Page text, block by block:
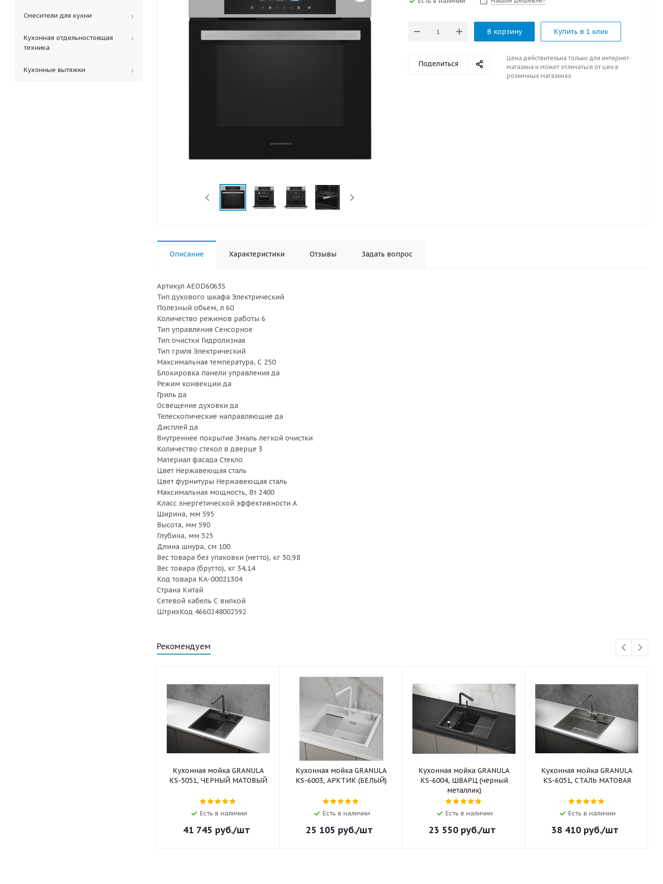
В корзину Купить в 1 клик
Поделиться
Цена действительна только для интернет-
магазина и может отличаться от цен в
розничных магазинах
Описание Характеристики Отзывы Задать вопрос
Артикул AEOD6063S
Тип духового шкафа Электрический
Полезный объем, л 60
Количество режимов работы 6
Тип управления Сенсорное
Тип очистки Гидролизная
Тип гриля Электрический
Максимальная температура, С 250
Блокировка панели управления да
Режим конвекции да
Гриль да
Освещение духовки да
Телескопические направляющие да
Дисплей да
Внутреннее покрытие Эмаль легкой очистки
Количество стекол в дверце 3
Материал фасада Стекло
Цвет Нержавеющая сталь
Цвет фурнитуры Нержавеющая сталь
Максимальная мощность, Вт 2400
Класс энергетической эффективности A
Ширина, мм 595
Высота, мм 590
Глубина, мм 525
Длина шнура, см 100
Вес товара без упаковки (нетто), кг 30,98
Вес товара (брутто), кг 34,14
Код товара КА-00021304
Страна Китай
Сетевой кабель С вилкой
ШтрихКод 4660248002592
Рекомендуем
Кухонная мойка GRANULA
KS-5051, ЧЕРНЫЙ МАТОВЫЙ
Есть в наличии
41 745 руб./шт
Кухонная мойка GRANULA
KS-6003, АРКТИК (БЕЛЫЙ)
Есть в наличии
25 105 руб./шт
Кухонная мойка GRANULA
KS-6004, ШВАРЦ (чёрный
металлик)
Есть в наличии
23 550 руб./шт
Кухонная мойка GRANULA
KS-6051, СТАЛЬ МАТОВАЯ
Есть в наличии
38 410 руб./шт
Смесители для кухни
Кухонная отдельностоящая
техника
Кухонные вытяжки